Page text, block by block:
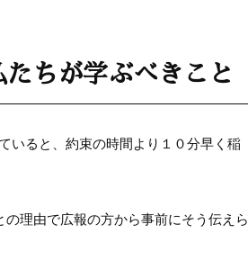
たちが学ぶべきこと
いると、約束の時間より１０分早く稲
理由で広報の方から事前にそう伝えら